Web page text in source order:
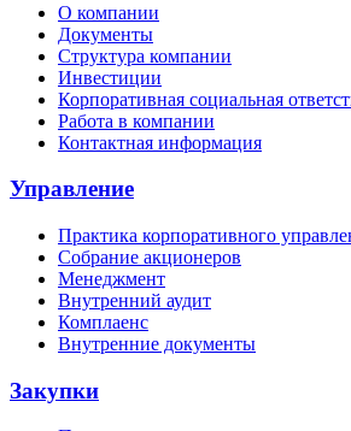
О компании
Документы
Структура компании
Инвестиции
Корпоративная социальная
Работа в компании
Контактная информация
Управление
Практика корпоративного
Собрание акционеров
Менеджмент
Внутренний аудит
Комплаенс
Внутренние документы
Закупки